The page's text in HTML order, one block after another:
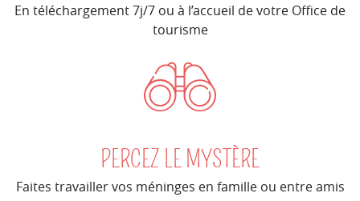
En téléchargement 7j/7 ou à l’accueil de votre Office de
tourisme
PERCEZ LE MYSTÈRE
Faites travailler vos méninges en famille ou entre amis